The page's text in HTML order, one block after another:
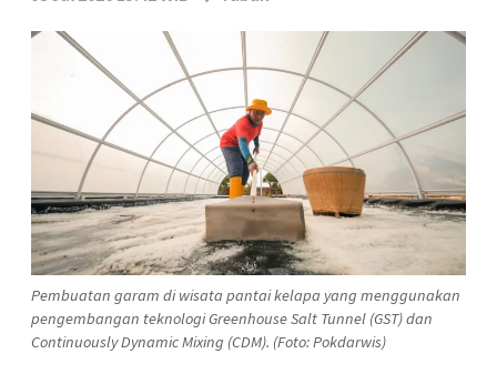
Pembuatan garam di wisata pantai kelapa yang menggunakan
pengembangan teknologi Greenhouse Salt Tunnel (GST) dan
Continuously Dynamic Mixing (CDM). (Foto: Pokdarwis)